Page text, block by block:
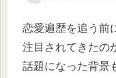
恋愛遍歴を追う前
注目されてきたの
話題になった背景